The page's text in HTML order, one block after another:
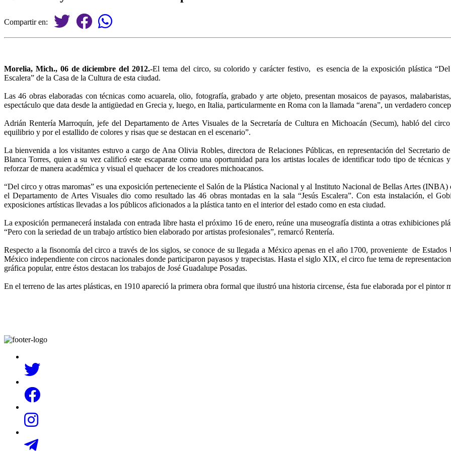
Compartir en:
Morelia, Mich., 06 de diciembre del 2012.-El tema del circo, su colorido y carácter festivo, es esencia de la exposición plástica
Escalera” de la Casa de la Cultura de esta ciudad.
Las 46 obras elaboradas con técnicas como acuarela, olio, fotografía, grabado y arte objeto, presentan mosaicos de payasos,
espectáculo que data desde la antigüedad en Grecia y, luego, en Italia, particularmente en Roma con la llamada “arena”, un verdadero
Adrián Rentería Marroquín, jefe del Departamento de Artes Visuales de la Secretaría de Cultura en Michoacán (Secum), habló del
equilibrio y por el estallido de colores y risas que se destacan en el escenario”.
La bienvenida a los visitantes estuvo a cargo de Ana Olivia Robles, directora de Relaciones Públicas, en representación del Secretario
Blanca Torres, quien a su vez calificó este escaparate como una oportunidad para los artistas locales de identificar todo tipo de
reforzar de manera académica y visual el quehacer de los creadores michoacanos.
“Del circo y otras maromas” es una exposición perteneciente el Salón de la Plástica Nacional y al Instituto Nacional de Bellas Artes
el Departamento de Artes Visuales dio como resultado las 46 obras montadas en la sala “Jesús Escalera”. Con esta instalación, el
exposiciones artísticas llevadas a los públicos aficionados a la plástica tanto en el interior del estado como en esta ciudad.
La exposición permanecerá instalada con entrada libre hasta el próximo 16 de enero, reúne una museografía distinta a otras exhibiciones
“Pero con la seriedad de un trabajo artístico bien elaborado por artistas profesionales”, remarcó Rentería.
Respecto a la fisonomía del circo a través de los siglos, se conoce de su llegada a México apenas en el año 1700, proveniente de
México independiente con circos nacionales donde participaron payasos y trapecistas. Hasta el siglo XIX, el circo fue tema de
gráfica popular, entre éstos destacan los trabajos de José Guadalupe Posadas.
En el terreno de las artes plásticas, en 1910 apareció la primera obra formal que ilustró una historia circense, ésta fue elaborada por el